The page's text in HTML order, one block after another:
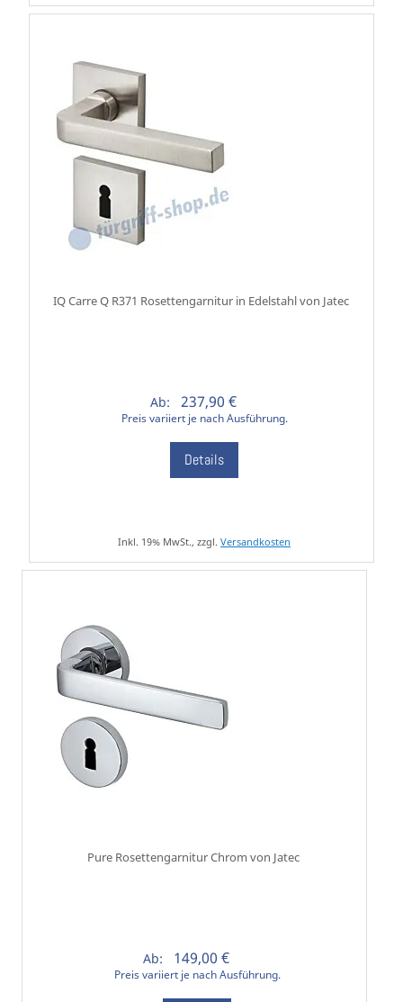
IQ Carre Q R371 Rosettengarnitur in Edelstahl von Jatec
Ab: 237,90 €
Preis variiert je nach Ausführung.
Details
Inkl. 19% MwSt., zzgl. Versandkosten
Pure Rosettengarnitur Chrom von Jatec
Ab: 149,00 €
Preis variiert je nach Ausführung.